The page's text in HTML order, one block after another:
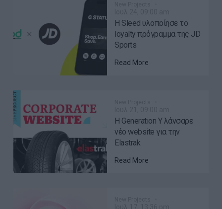
Η Sleed υλοποίησε το
loyalty πρόγραμμα της JD
Sports
Read More
H Generation Y λάνσαρε
νέο website για την
Elastrak
Read More